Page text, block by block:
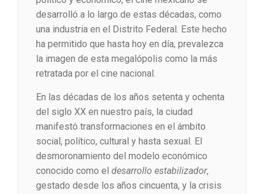
desarrolló a lo largo de estas décadas, como
una industria en el Distrito Federal. Este hecho
ha permitido que hasta hoy en día, prevalezca
la imagen de esta megalópolis como la más
retratada por el cine nacional.
En las décadas de los años setenta y ochenta
del siglo XX en nuestro país, la ciudad
manifestó transformaciones en el ámbito
social, político, cultural y hasta sexual. El
desmoronamiento del modelo económico
conocido como el desarrollo estabilizador,
gestado desde los años cincuenta, y la crisis